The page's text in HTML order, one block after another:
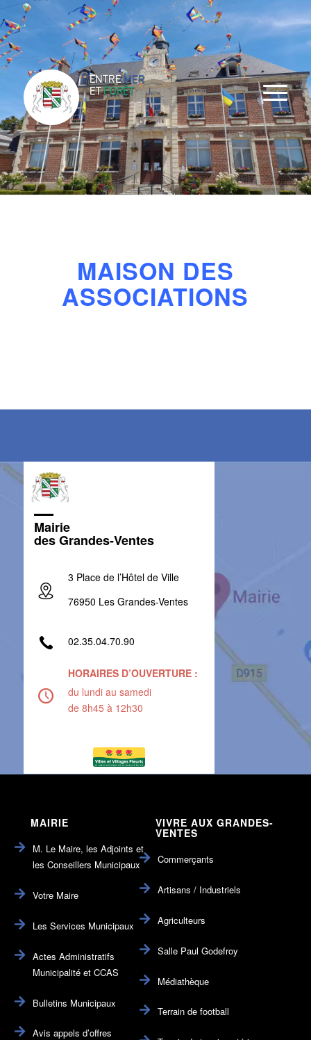
MAISON DES
ASSOCIATIONS
Mairie
des Grandes-Ventes
3 Place de l’Hôtel de Ville
76950 Les Grandes-Ventes
02.35.04.70.90
HORAIRES D’OUVERTURE :
du lundi au samedi
de 8h45 à 12h30
MAIRIE
M. Le Maire, les Adjoints et
les Conseillers Municipaux
Votre Maire
Les Services Municipaux
Actes Administratifs
Municipalité et CCAS
Bulletins Municipaux
Avis appels d’offres
VIVRE AUX GRANDES-
VENTES
Commerçants
Artisans / Industriels
Agriculteurs
Salle Paul Godefroy
Médiathèque
Terrain de football